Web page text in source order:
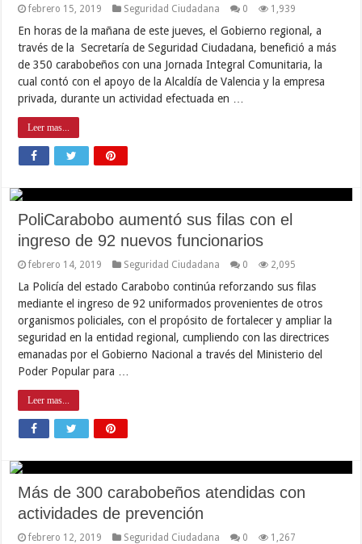
febrero 15, 2019 Seguridad Ciudadana 0 1,939
En horas de la mañana de este jueves, el Gobierno regional, a
través de la Secretaría de Seguridad Ciudadana, benefició a más
de 350 carabobeños con una Jornada Integral Comunitaria, la
cual contó con el apoyo de la Alcaldía de Valencia y la empresa
privada, durante un actividad efectuada en …
Leer mas...
PoliCarabobo aumentó sus filas con el
ingreso de 92 nuevos funcionarios
febrero 14, 2019 Seguridad Ciudadana 0 2,095
La Policía del estado Carabobo continúa reforzando sus filas
mediante el ingreso de 92 uniformados provenientes de otros
organismos policiales, con el propósito de fortalecer y ampliar la
seguridad en la entidad regional, cumpliendo con las directrices
emanadas por el Gobierno Nacional a través del Ministerio del
Poder Popular para …
Leer mas...
Más de 300 carabobeños atendidas con
actividades de prevención
febrero 12, 2019 Seguridad Ciudadana 0 1,267